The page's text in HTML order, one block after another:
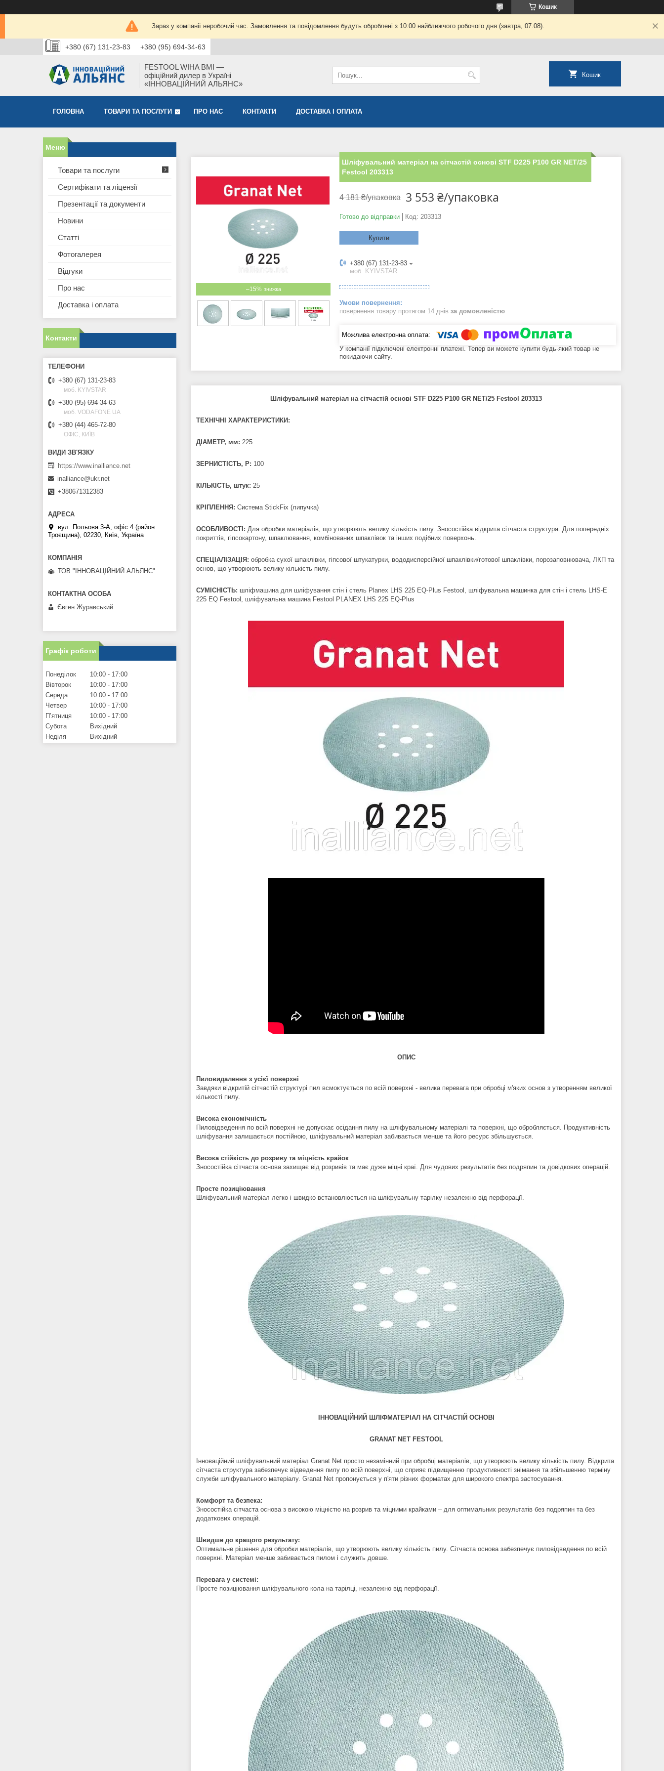
Кошик
Зараз у компанії неробочий час. Замовлення та повідомлення будуть оброблені з 10:00 найближчого робочого дня (завтра, 07.08).
+380 (67) 131-23-83 +380 (95) 694-34-63
FESTOOL WIHA BMI —
офіційний дилер в Україні
«ІННОВАЦІЙНИЙ АЛЬЯНС»
Кошик
ГОЛОВНА ТОВАРИ ТА ПОСЛУГИ ПРО НАС КОНТАКТИ ДОСТАВКА І ОПЛАТА
–15%
Шліфувальний матеріал на сітчастій основі STF D225 P100 GR NET/25
Festool 203313
4 181 ₴/упаковка 3 553 ₴/упаковка
Готово до відправки Код: 203313
Купити
+380 (67) 131-23-83
моб. KYIVSTAR
повернення товару протягом 14 днів за домовленістю
У компанії підключені електронні платежі. Тепер ви можете купити будь-який товар не
покидаючи сайту.
Шліфувальний матеріал на сітчастій основі STF D225 P100 GR NET/25 Festool 203313
ТЕХНІЧНІ ХАРАКТЕРИСТИКИ:
ДІАМЕТР, мм: 225
ЗЕРНИСТІСТЬ, Р: 100
КІЛЬКІСТЬ, штук: 25
КРІПЛЕННЯ: Система StickFix (липучка)
ОСОБЛИВОСТІ: Для обробки матеріалів, що утворюють велику кількість пилу. Зносостійка відкрита сітчаста структура. Для попередніх
покриттів, гіпсокартону, шпаклювання, комбінованих шпаклівок та інших подібних поверхонь.
СПЕЦІАЛІЗАЦІЯ: обробка сухої шпаклівки, гіпсової штукатурки, вододисперсійної шпаклівки/готової шпаклівки, порозаповнювача, ЛКП та
основ, що утворюють велику кількість пилу.
СУМІСНІСТЬ: шліфмашина для шліфування стін і стель Planex LHS 225 EQ-Plus Festool, шліфувальна машинка для стін і стель LHS-E
225 EQ Festool, шліфувальна машина Festool PLANEX LHS 225 EQ-Plus
ОПИС
Пиловидалення з усієї поверхні
Завдяки відкритій сітчастій структурі пил всмоктується по всій поверхні - велика перевага при обробці м'яких основ з утворенням великої
кількості пилу.
Висока економічність
Пиловідведення по всій поверхні не допускає осідання пилу на шліфувальному матеріалі та поверхні, що обробляється. Продуктивність
шліфування залишається постійною, шліфувальний матеріал забивається менше та його ресурс збільшується.
Висока стійкість до розриву та міцність крайок
Зносостійка сітчаста основа захищає від розривів та має дуже міцні краї. Для чудових результатів без подряпин та довідкових операцій.
Просте позиціювання
Шліфувальний матеріал легко і швидко встановлюється на шліфувальну тарілку незалежно від перфорації.
ІННОВАЦІЙНИЙ ШЛІФМАТЕРІАЛ НА СІТЧАСТІЙ ОСНОВІ
GRANAT NET FESTOOL
Інноваційний шліфувальний матеріал Granat Net просто незамінний при обробці матеріалів, що утворюють велику кількість пилу. Відкрита
сітчаста структура забезпечує відведення пилу по всій поверхні, що сприяє підвищенню продуктивності знімання та збільшенню терміну
служби шліфувального матеріалу. Granat Net пропонується у п'яти різних форматах для широкого спектра застосування.
Комфорт та безпека:
Зносостійка сітчаста основа з високою міцністю на розрив та міцними крайками – для оптимальних результатів без подряпин та без
додаткових операцій.
Швидше до кращого результату:
Оптимальне рішення для обробки матеріалів, що утворюють велику кількість пилу. Сітчаста основа забезпечує пиловідведення по всій
поверхні. Матеріал менше забивається пилом і служить довше.
Перевага у системі:
Просте позиціювання шліфувального кола на тарілці, незалежно від перфорації.
Товари та послуги
Сертифікати та ліцензії
Презентації та документи
Новини
Статті
Фотогалерея
Відгуки
Про нас
Доставка і оплата
Контакти
+380 (67) 131-23-83
моб. KYIVSTAR
+380 (95) 694-34-63
моб. VODAFONE UA
+380 (44) 465-72-80
ОФІС, КИЇВ
https://www.inalliance.net
inalliance@ukr.net
+380671312383
вул. Польова 3-А, офіс 4 (район
Троєщина), 02230, Київ, Україна
ТОВ "ІННОВАЦІЙНИЙ АЛЬЯНС"
Євген Журавський
Графік роботи
Понеділок 10:00
17:00
Вівторок
10:00
17:00
Середа
10:00
17:00
Четвер
10:00
17:00
Пʼятниця
10:00
17:00
Субота
Вихідний
Неділя
Вихідний